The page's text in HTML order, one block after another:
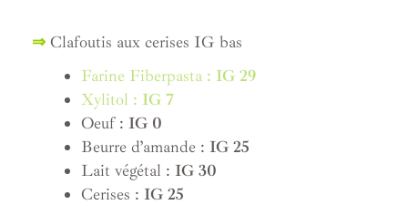
⇒ Clafoutis aux cerises IG bas
Farine Fiberpasta : IG 29
Xylitol : IG 7
Oeuf : IG 0
Beurre d’amande : IG 25
Lait végétal : IG 30
Cerises : IG 25